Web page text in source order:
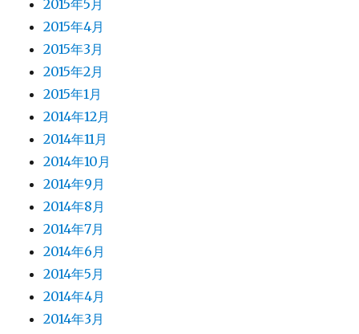
2015年5月
2015年4月
2015年3月
2015年2月
2015年1月
2014年12月
2014年11月
2014年10月
2014年9月
2014年8月
2014年7月
2014年6月
2014年5月
2014年4月
2014年3月